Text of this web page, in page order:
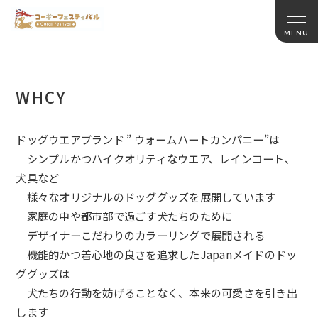
WHCY
ドッグウエアブランド ” ウォームハートカンパニー”は
シンプルかつハイクオリティなウエア、レインコート、
犬具など
様々なオリジナルのドッググッズを展開しています
家庭の中や都市部で過ごす犬たちのために
デザイナーこだわりのカラーリングで展開される
機能的かつ着心地の良さを追求したJapanメイドのドッ
ググッズは
犬たちの行動を妨げることなく、本来の可愛さを引き出
します